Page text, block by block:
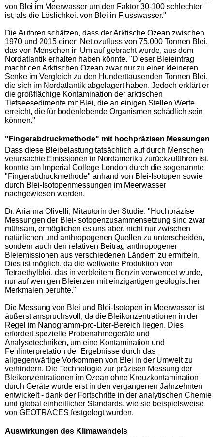
von Blei im Meerwasser um den Faktor 30-100 schlechter
ist, als die Löslichkeit von Blei in Flusswasser."
Die Autoren schätzen, dass der Arktische Ozean zwischen
1970 und 2015 einen Nettozufluss von 75.000 Tonnen Blei,
das von Menschen in Umlauf gebracht wurde, aus dem
Nordatlantik erhalten haben könnte. "Dieser Bleieintrag
macht den Arktischen Ozean zwar nur zu einer kleineren
Senke im Vergleich zu den Hunderttausenden Tonnen Blei,
die sich im Nordatlantik abgelagert haben. Jedoch erklärt er
die großflächige Kontamination der arktischen
Tiefseesedimente mit Blei, die an einigen Stellen Werte
erreicht, die für bodenlebende Organismen schädlich sein
können."
"Fingerabdruckmethode" mit hochpräzisen Messungen
Dass diese Bleibelastung tatsächlich auf durch Menschen
verursachte Emissionen in Nordamerika zurückzuführen ist,
konnte am Imperial College London durch die sogenannte
"Fingerabdruckmethode" anhand von Blei-Isotopen sowie
durch Blei-Isotopenmessungen im Meerwasser
nachgewiesen werden.
Dr. Arianna Olivelli, Mitautorin der Studie: "Hochpräzise
Messungen der Blei-Isotopenzusammensetzung sind zwar
mühsam, ermöglichen es uns aber, nicht nur zwischen
natürlichen und anthropogenen Quellen zu unterscheiden,
sondern auch den relativen Beitrag anthropogener
Bleiemissionen aus verschiedenen Ländern zu ermitteln.
Dies ist möglich, da die weltweite Produktion von
Tetraethylblei, das in verbleitem Benzin verwendet wurde,
nur auf wenigen Bleierzen mit einzigartigen geologischen
Merkmalen beruhte."
Die Messung von Blei und Blei-Isotopen in Meerwasser ist
äußerst anspruchsvoll, da die Bleikonzentrationen in der
Regel im Nanogramm-pro-Liter-Bereich liegen. Dies
erfordert spezielle Probenahmegeräte und
Analysetechniken, um eine Kontamination und
Fehlinterpretation der Ergebnisse durch das
allgegenwärtige Vorkommen von Blei in der Umwelt zu
verhindern. Die Technologie zur präzisen Messung der
Bleikonzentrationen im Ozean ohne Kreuzkontamination
durch Geräte wurde erst in den vergangenen Jahrzehnten
entwickelt - dank der Fortschritte in der analytischen Chemie
und global einheitlicher Standards, wie sie beispielsweise
von GEOTRACES festgelegt wurden.
Auswirkungen des Klimawandels